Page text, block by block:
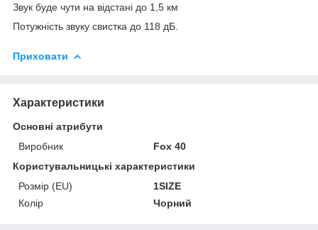
Звук буде чути на відстані до 1,5 км
Потужність звуку свистка до 118 дБ.
Приховати
Характеристики
Основні атрибути
Виробник
Fox 40
Користувальницькі характеристики
Розмір (EU)
1SIZE
Колір
Чорний